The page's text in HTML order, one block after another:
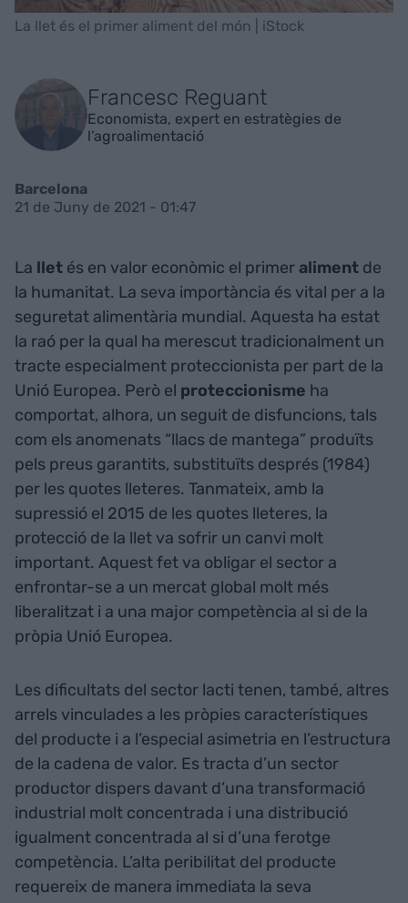
La llet és el primer aliment del món | iStock
Francesc Reguant
Economista, expert en estratègies de
l’agroalimentació
Barcelona
21 de Juny de 2021 - 01:47
La llet és en valor econòmic el primeraliment de
la humanitat. La seva importància és vital per a la
seguretat alimentària mundial. Aquesta ha estat
la raó per la qual ha merescut tradicionalment un
tracte especialment proteccionista per part de la
Unió Europea. Però el proteccionisme ha
comportat, alhora, un seguit de disfuncions, tals
com els anomenats “llacs de mantega” produïts
pels preus garantits, substituïts després (1984)
per les quotes lleteres. Tanmateix, amb la
supressió el 2015 de les quotes lleteres, la
protecció de la llet va sofrir un canvi molt
important. Aquest fet va obligar el sector a
enfrontar-se a un mercat global molt més
liberalitzat i a una major competència al si de la
pròpia Unió Europea.
Les dificultats del sector lacti tenen, també, altres
arrels vinculades a les pròpies característiques
del producte i a l’especial asimetria en l’estructura
de la cadena de valor. Es tracta d’un sector
productor dispers davant d’una transformació
industrial molt concentrada i una distribució
igualment concentrada al si d’una ferotge
competència. L’alta peribilitat del producte
requereix de manera immediata la seva